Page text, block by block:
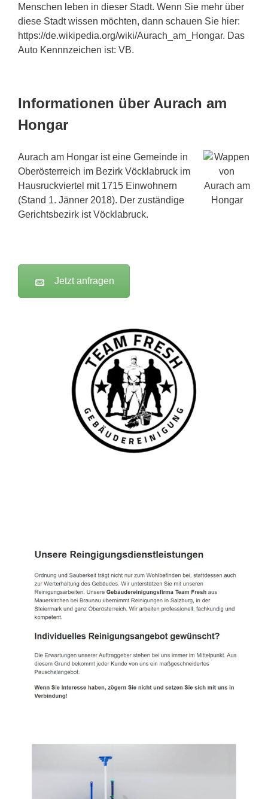
Menschen leben in dieser Stadt. Wenn Sie mehr über
diese Stadt wissen möchten, dann schauen Sie hier:
https://de.wikipedia.org/wiki/Aurach_am_Hongar. Das
Auto Kennnzeichen ist: VB.
Informationen über Aurach am
Hongar
Aurach am Hongar ist eine Gemeinde in
Oberösterreich im Bezirk Vöcklabruck im
Hausruckviertel mit 1715 Einwohnern
(Stand 1. Jänner 2018). Der zuständige
Gerichtsbezirk ist Vöcklabruck.
Jetzt anfragen